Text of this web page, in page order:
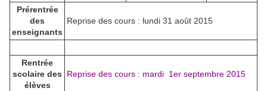
Prérentrée
des
enseignants
Reprise des cours : lundi 31 août 2015
Rentrée
scolaire des
élèves
Reprise des cours : mardi 1er septembre 2015